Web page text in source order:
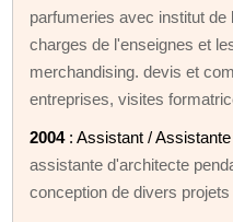
parfumeries avec institut
charges de l'enseignes et
merchandising. devis et
entreprises, visites
2004: Assistant /
assistante d'architecte
conception de divers